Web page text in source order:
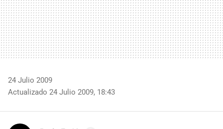
24 Julio 2009
Actualizado 24 Julio 2009, 18:43